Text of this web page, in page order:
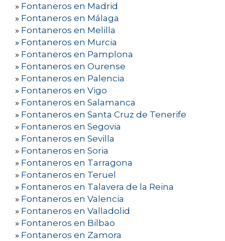
» Fontaneros en Madrid
» Fontaneros en Málaga
» Fontaneros en Melilla
» Fontaneros en Murcia
» Fontaneros en Pamplona
» Fontaneros en Ourense
» Fontaneros en Palencia
» Fontaneros en Vigo
» Fontaneros en Salamanca
» Fontaneros en Santa Cruz de Tenerife
» Fontaneros en Segovia
» Fontaneros en Sevilla
» Fontaneros en Soria
» Fontaneros en Tarragona
» Fontaneros en Teruel
» Fontaneros en Talavera de la Reina
» Fontaneros en Valencia
» Fontaneros en Valladolid
» Fontaneros en Bilbao
» Fontaneros en Zamora